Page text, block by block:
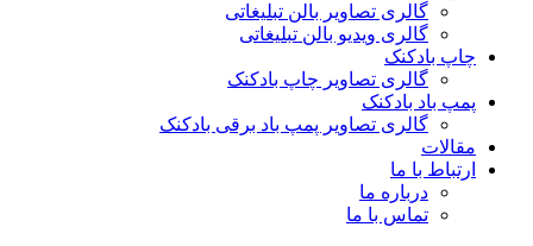
گالری تصاویر بالن تبلیغاتی
گالری ویدیو بالن تبلیغاتی
چاپ بادکنک
گالری تصاویر چاپ بادکنک
پمپ باد بادکنک
گالری تصاویر پمپ باد برقی بادکنک
مقالات
ارتباط با ما
درباره ما
تماس با ما